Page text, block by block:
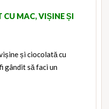
MAC, VIȘINE ȘI
și ciocolată cu
gândit să faci un